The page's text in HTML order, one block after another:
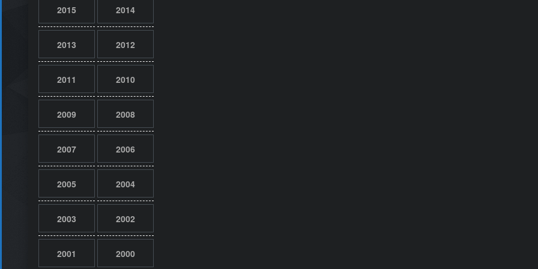
2015 2014
2013 2012
2011 2010
2009 2008
2007 2006
2005 2004
2003 2002
2001 2000